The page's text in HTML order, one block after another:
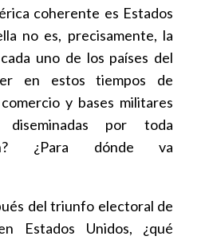
coherente es Estados
no es, precisamente, la
uno de los países del
en estos tiempos de
y bases militares
diseminadas por toda
¿Para dónde va
del triunfo electoral de
Estados Unidos, ¿qué